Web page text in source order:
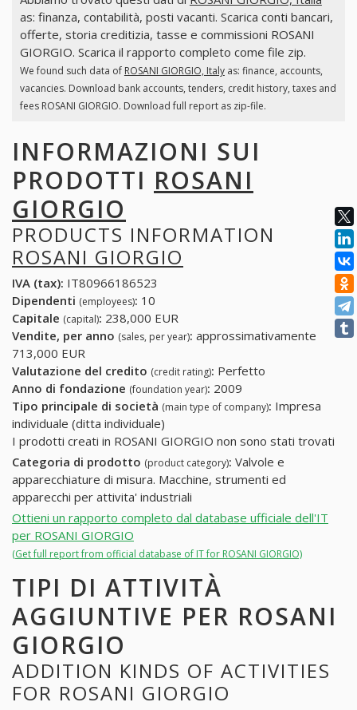
as: finanza, contabilità, posti vacanti. Scarica conti bancari,
offerte, storia creditizia, tasse e commissioni ROSANI
GIORGIO. Scarica il rapporto completo come file zip.
We found such data of ROSANI GIORGIO, Italyas: finance, accounts,
vacancies. Download bank accounts, tenders, credit history, taxes and
fees ROSANI GIORGIO. Download full report as zip-file.
INFORMAZIONI SUI
PRODOTTI ROSANI
GIORGIO
PRODUCTS INFORMATION
ROSANI GIORGIO
IVA (tax): IT80966186523
Dipendenti (employees): 10
Capitale (capital): 238,000 EUR
Vendite, per anno (sales, per year): approssimativamente
713,000 EUR
Valutazione del credito (credit rating): Perfetto
Anno di fondazione (foundation year): 2009
Tipo principale di società (main type of company): Impresa
individuale (ditta individuale)
I prodotti creati in ROSANI GIORGIO non sono stati trovati
Categoria di prodotto (product category): Valvole e
apparecchiature di misura. Macchine, strumenti ed
apparecchi per attivita' industriali
Ottieni un rapporto completo dal database ufficiale dell'IT
per ROSANI GIORGIO
(Get full report from official database of IT for ROSANI GIORGIO)
TIPI DI ATTIVITÀ
AGGIUNTIVE PER ROSANI
GIORGIO
ADDITION KINDS OF ACTIVITIES
FOR ROSANI GIORGIO